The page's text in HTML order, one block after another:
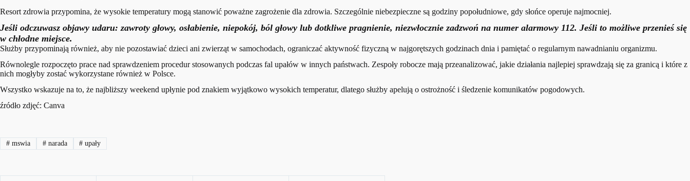
Resort zdrowia przypomina, że wysokie temperatury mogą stanowić poważne zagrożenie dla zdrowia. Szczególnie niebezpieczne są godziny popołudniowe, gdy słońce operuje najmocniej.
Jeśli odczuwasz objawy udaru: zawroty głowy, osłabienie, niepokój, ból głowy lub dotkliwe pragnienie, niezwłocznie zadzwoń na numer alarmowy 112. Jeśli to możliwe przenieś się
w chłodne miejsce.
Służby przypominają również, aby nie pozostawiać dzieci ani zwierząt w samochodach, ograniczać aktywność fizyczną w najgorętszych godzinach dnia i pamiętać o regularnym nawadnianiu organizmu.
Równolegle rozpoczęto prace nad sprawdzeniem procedur stosowanych podczas fal upałów w innych państwach. Zespoły robocze mają przeanalizować, jakie działania najlepiej sprawdzają się za granicą i które z
nich mogłyby zostać wykorzystane również w Polsce.
Wszystko wskazuje na to, że najbliższy weekend upłynie pod znakiem wyjątkowo wysokich temperatur, dlatego służby apelują o ostrożność i śledzenie komunikatów pogodowych.
źródło zdjęć: Canva
#mswia #narada # upały